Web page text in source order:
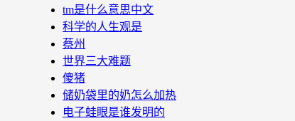
tm是什么意思中文
科学的人生观是
蔡州
世界三大难题
傻猪
储奶袋里的奶怎么加热
电子蛙眼是谁发明的